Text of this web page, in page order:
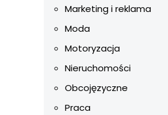
Marketing i reklama
Moda
Motoryzacja
Nieruchomości
Obcojęzyczne
Praca